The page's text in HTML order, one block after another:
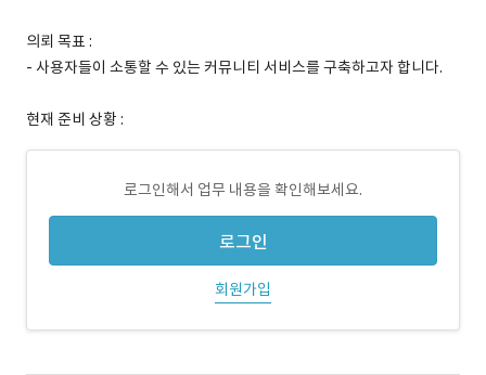
의뢰 목표 :
- 사용자들이 소통할 수 있는 커뮤니티 서비스를 구축하고자 합니다.
현재 준비 상황 :
로그인해서 업무 내용을 확인해보세요.
로그인
회원가입